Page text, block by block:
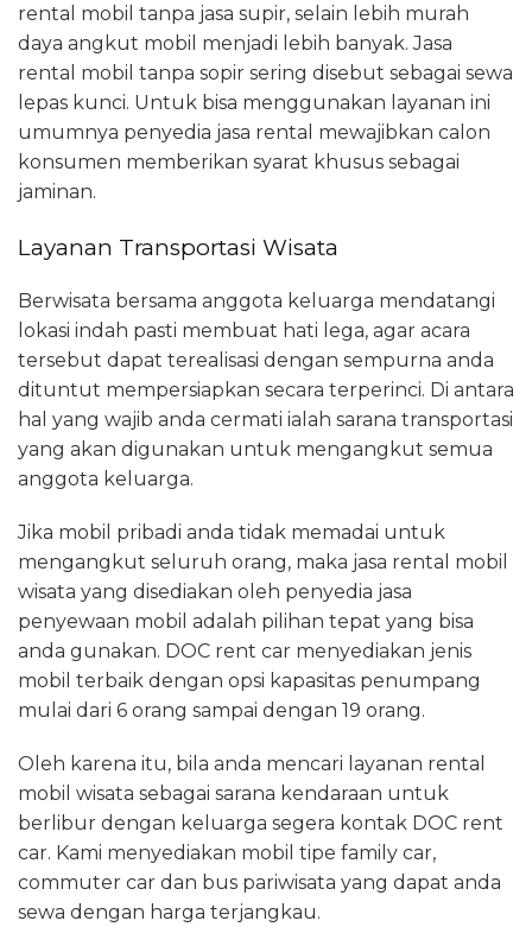
rental mobil tanpa jasa supir, selain lebih murah
daya angkut mobil menjadi lebih banyak. Jasa
rental mobil tanpa sopir sering disebut sebagai sewa
lepas kunci. Untuk bisa menggunakan layanan ini
umumnya penyedia jasa rental mewajibkan calon
konsumen memberikan syarat khusus sebagai
jaminan.
Layanan Transportasi Wisata
Berwisata bersama anggota keluarga mendatangi
lokasi indah pasti membuat hati lega, agar acara
tersebut dapat terealisasi dengan sempurna anda
dituntut mempersiapkan secara terperinci. Di antara
hal yang wajib anda cermati ialah sarana transportasi
yang akan digunakan untuk mengangkut semua
anggota keluarga.
Jika mobil pribadi anda tidak memadai untuk
mengangkut seluruh orang, maka jasa rental mobil
wisata yang disediakan oleh penyedia jasa
penyewaan mobil adalah pilihan tepat yang bisa
anda gunakan. DOC rent car menyediakan jenis
mobil terbaik dengan opsi kapasitas penumpang
mulai dari 6 orang sampai dengan 19 orang.
Oleh karena itu, bila anda mencari layanan rental
mobil wisata sebagai sarana kendaraan untuk
berlibur dengan keluarga segera kontak DOC rent
car. Kami menyediakan mobil tipe family car,
commuter car dan bus pariwisata yang dapat anda
sewa dengan harga terjangkau.